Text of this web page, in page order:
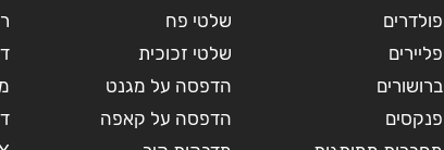
פולדרים
פליירים
ברושורים
פנקסים
שלטי פח
שלטי זכוכית
הדפסה על מגנט
הדפסה על קאפה